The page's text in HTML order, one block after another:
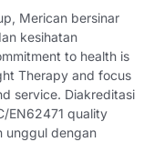
, Merican bersinar
kesihatan
to health is
Therapy and focus
service. Diakreditasi
EN62471 quality
unggul dengan